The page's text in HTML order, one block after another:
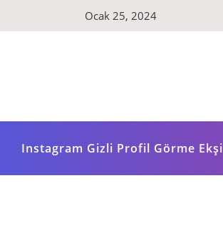
Ocak 25, 2024
Instagram Gizli Profil Görme Ekşi